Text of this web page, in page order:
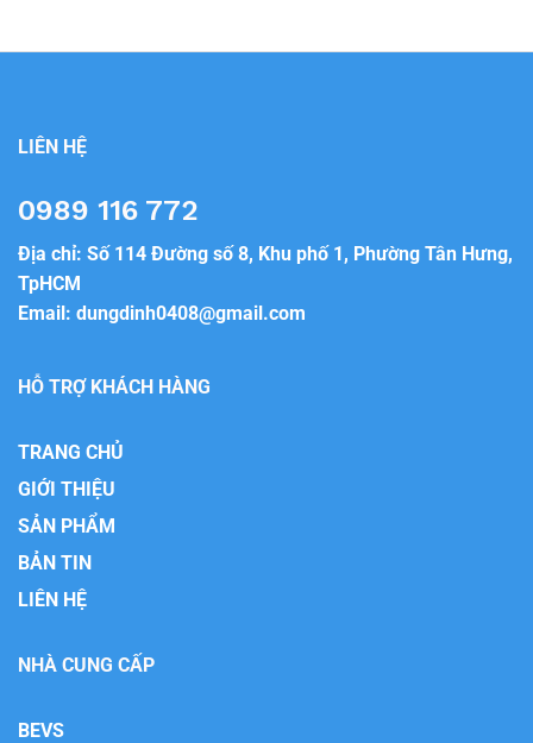
LIÊN HỆ
0989 116 772
Địa chỉ: Số 114 Đường số 8, Khu phố 1, Phường Tân Hưng,
TpHCM
Email: dungdinh0408@gmail.com
HỖ TRỢ KHÁCH HÀNG
TRANG CHỦ
GIỚI THIỆU
SẢN PHẨM
BẢN TIN
LIÊN HỆ
NHÀ CUNG CẤP
BEVS